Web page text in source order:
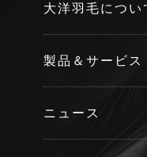
大洋羽毛につい
製品＆サービス
ニュース